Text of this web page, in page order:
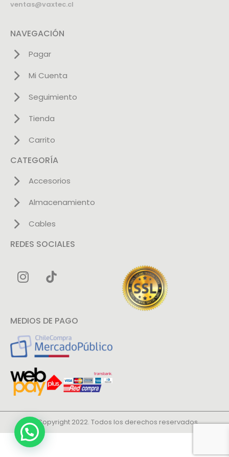
ventas@vaxtec.cl
NAVEGACIÓN
Pagar
Mi Cuenta
Seguimiento
Tienda
Carrito
CATEGORÍA
Accesorios
Almacenamiento
Cables
REDES SOCIALES
MEDIOS DE PAGO
© Copyright 2022. Todos los derechos reservados.